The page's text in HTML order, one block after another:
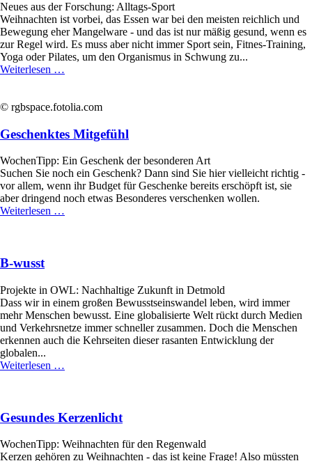
Neues aus der Forschung: Alltags-Sport
Weihnachten ist vorbei, das Essen war bei den meisten reichlich und
Bewegung eher Mangelware - und das ist nur mäßig gesund, wenn es
zur Regel wird. Es muss aber nicht immer Sport sein, Fitnes-Training,
Yoga oder Pilates, um den Organismus in Schwung zu...
Weiterlesen …
besser
gar
keine!
© rgbspace.fotolia.com
Geschenktes Mitgefühl
WochenTipp: Ein Geschenk der besonderen Art
Suchen Sie noch ein Geschenk? Dann sind Sie hier vielleicht richtig -
vor allem, wenn ihr Budget für Geschenke bereits erschöpft ist, sie
aber dringend noch etwas Besonderes verschenken wollen.
Weiterlesen …
B-wusst
Projekte in OWL: Nachhaltige Zukunft in Detmold
Dass wir in einem großen Bewusstseinswandel leben, wird immer
mehr Menschen bewusst. Eine globalisierte Welt rückt durch Medien
und Verkehrsnetze immer schneller zusammen. Doch die Menschen
erkennen auch die Kehrseiten dieser rasanten Entwicklung der
globalen...
Weiterlesen …
Gesundes Kerzenlicht
WochenTipp: Weihnachten für den Regenwald
Kerzen gehören zu Weihnachten - das ist keine Frage! Also müssten